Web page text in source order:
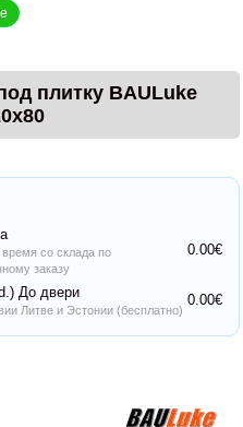
плитку BAULuke
со склада по
заказу
0.00€
До двери
Литве и Эстонии (бесплатно)
0.00€